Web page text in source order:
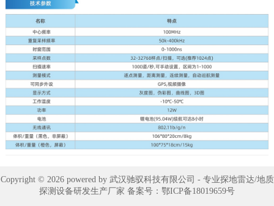
Copyright © 2026 powered by 武汉驰驭科技有限公司 - 专业探地雷达/地质
探测设备研发生产厂家 备案号： 鄂ICP备18019659号